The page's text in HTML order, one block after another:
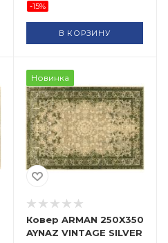
-15%
В КОРЗИНУ
Новинка
Ковер ARMAN 250X350
AYNAZ VINTAGE SILVER